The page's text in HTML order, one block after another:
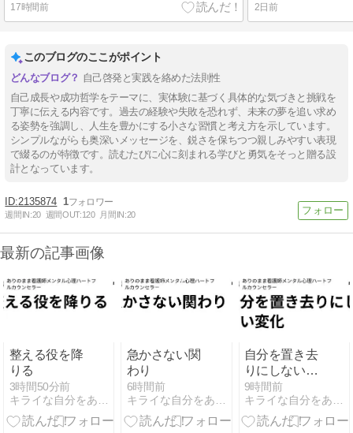
17時間前 2日前
このブログのここがポイント
自己啓発と実践を絡めた法則性
自己成長や成功哲学をテーマに、実体験に基づく具体的な気づきと挑戦を
丁寧に伝える内容です。過去の経験や失敗を恐れず、未来の夢を追い求め
る姿勢を強調し、人生を豊かにする小さな習慣と考え方を示しています。
シンプルながらも奥深いメッセージを、鋭さを保ちつつ親しみやすい表現
で綴るのが特徴です。読むたびに心に刻まれる学びと勇気をそっと贈る設
計となっています。
2135874 1
週間IN:20 週間OUT:120 月間IN:20
最新の記事画像
整える役を降
りる
3時間50分前
キライな自分をありのまま｜note
急かさない関
わり
6時間前
キライな自分をありのまま｜note
自分を置き去
りにしない変
化
9時間前
キライな自分をありのまま｜note